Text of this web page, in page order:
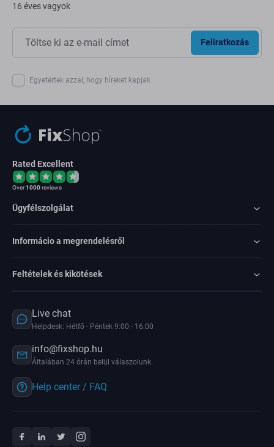
16 éves vagyok
Feliratkozás
Egyetértek azzal, hogy híreket kapjak
Rated Excellent
Over1000reviews
Ügyfélszolgálat
Informácio a megrendelésről
Feltételek és kikötések
Live chat
Helpdesk: Hétfő - Péntek 9:00 - 16:00
info@fixshop.hu
Általában 24 órán belül válaszolunk.
Help center / FAQ